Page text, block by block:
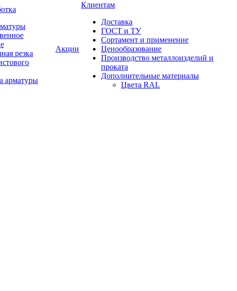
резка
арматуры
Акции
Клиентам
Доставка
ГОСТ и ТУ
Сортамент и применение
Ценообразование
Производство металлоизделий и
проката
Дополнительные материалы
Цвета RAL